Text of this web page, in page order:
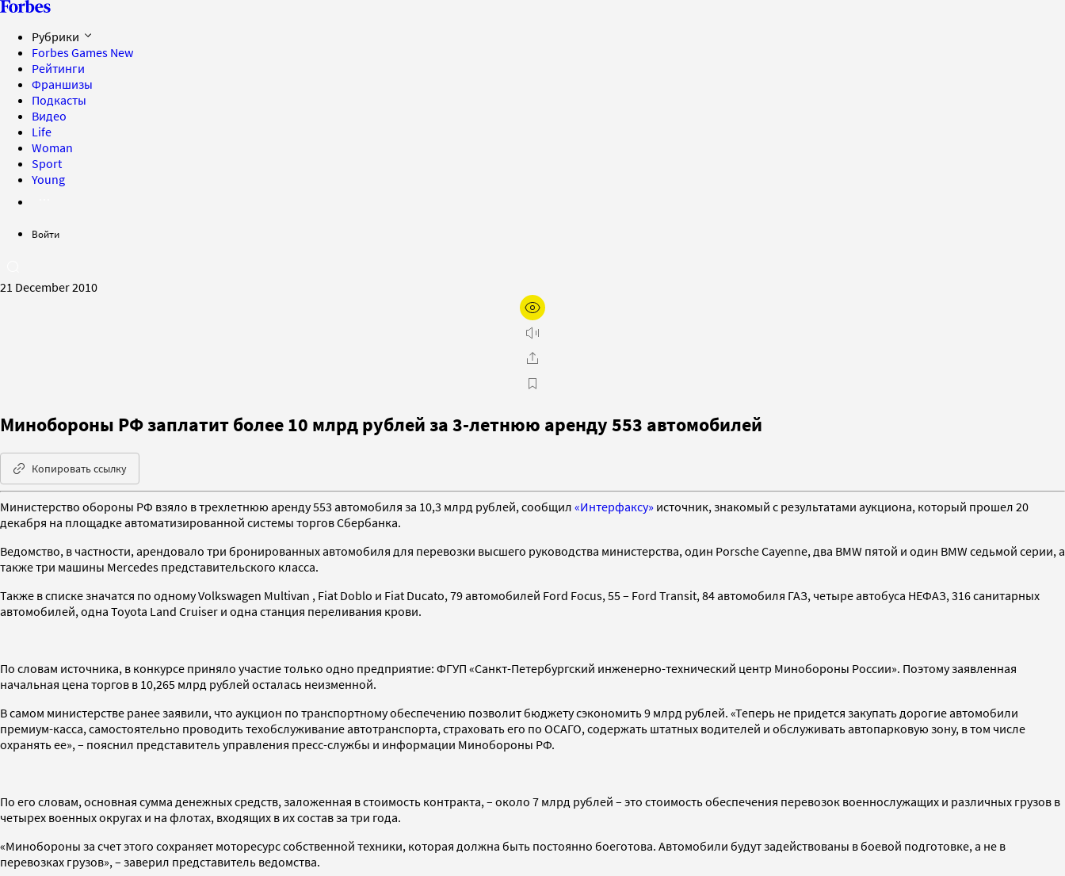
Рубрики
Forbes Games New
Рейтинги
Франшизы
Подкасты
Видео
Life
Woman
Sport
Young
Войти
21 December 2010
Минобороны РФ заплатит более 10 млрд рублей за 3-летнюю аренду 553 автомобилей
Копировать ссылку
Министерство обороны РФ взяло в трехлетнюю аренду 553 автомобиля за 10,3 млрд рублей, сообщил «Интерфаксу» источник, знакомый с результатами аукциона, который прошел 20
декабря на площадке автоматизированной системы торгов Сбербанка.
Ведомство, в частности, арендовало три бронированных автомобиля для перевозки высшего руководства министерства, один Porsche Cayenne, два BMW пятой и один BMW седьмой серии, а
также три машины Mercedes представительского класса.
Также в списке значатся по одному Volkswagen Multivan , Fiat Doblo и Fiat Ducato, 79 автомобилей Ford Focus, 55 – Ford Transit, 84 автомобиля ГАЗ, четыре автобуса НЕФАЗ, 316 санитарных
автомобилей, одна Toyota Land Cruiser и одна станция переливания крови.
По словам источника, в конкурсе приняло участие только одно предприятие: ФГУП «Санкт-Петербургский инженерно-технический центр Минобороны России». Поэтому заявленная
начальная цена торгов в 10,265 млрд рублей осталась неизменной.
В самом министерстве ранее заявили, что аукцион по транспортному обеспечению позволит бюджету сэкономить 9 млрд рублей. «Теперь не придется закупать дорогие автомобили
премиум-касса, самостоятельно проводить техобслуживание автотранспорта, страховать его по ОСАГО, содержать штатных водителей и обслуживать автопарковую зону, в том числе
охранять ее», – пояснил представитель управления пресс-службы и информации Минобороны РФ.
По его словам, основная сумма денежных средств, заложенная в стоимость контракта, – около 7 млрд рублей – это стоимость обеспечения перевозок военнослужащих и различных грузов в
четырех военных округах и на флотах, входящих в их состав за три года.
«Минобороны за счет этого сохраняет моторесурс собственной техники, которая должна быть постоянно боеготова. Автомобили будут задействованы в боевой подготовке, а не в
перевозках грузов», – заверил представитель ведомства.